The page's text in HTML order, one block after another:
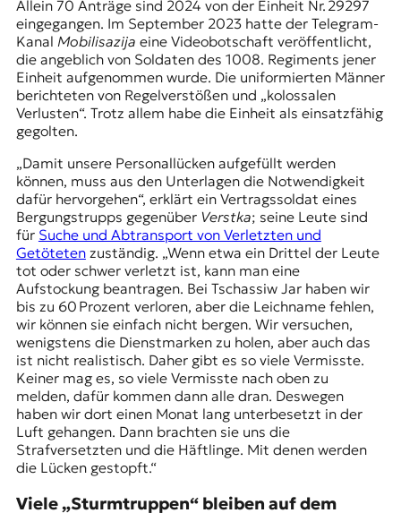
Allein 70 Anträge sind 2024 von der Einheit Nr. 29297
eingegangen. Im September 2023 hatte der Telegram-
Kanal Mobilisazija eine Videobotschaft veröffentlicht,
die angeblich von Soldaten des 1008. Regiments jener
Einheit aufgenommen wurde. Die uniformierten Männer
berichteten von Regelverstößen und „kolossalen
Verlusten“. Trotz allem habe die Einheit als einsatzfähig
gegolten.
„Damit unsere Personallücken aufgefüllt werden
können, muss aus den Unterlagen die Notwendigkeit
dafür hervorgehen“, erklärt ein Vertragssoldat eines
Bergungstrupps gegenüber Verstka; seine Leute sind
für Suche und Abtransport von Verletzten und
Getötetenzuständig. „Wenn etwa ein Drittel der Leute
tot oder schwer verletzt ist, kann man eine
Aufstockung beantragen. Bei Tschassiw Jar haben wir
bis zu 60 Prozent verloren, aber die Leichname fehlen,
wir können sie einfach nicht bergen. Wir versuchen,
wenigstens die Dienstmarken zu holen, aber auch das
ist nicht realistisch. Daher gibt es so viele Vermisste.
Keiner mag es, so viele Vermisste nach oben zu
melden, dafür kommen dann alle dran. Deswegen
haben wir dort einen Monat lang unterbesetzt in der
Luft gehangen. Dann brachten sie uns die
Strafversetzten und die Häftlinge. Mit denen werden
die Lücken gestopft.“
Viele „Sturmtruppen“ bleiben auf dem